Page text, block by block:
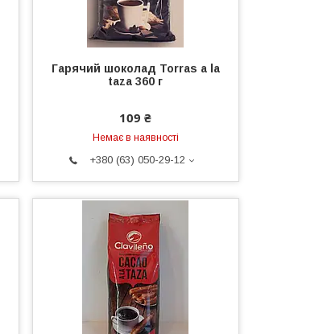
Гарячий шоколад Torras a la
taza 360 г
109 ₴
Немає в наявності
+380 (63) 050-29-12